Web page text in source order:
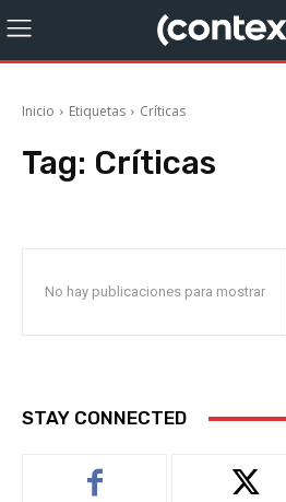
Inicio Etiquetas Críticas
Tag: Críticas
No hay publicaciones para mostrar
STAY CONNECTED